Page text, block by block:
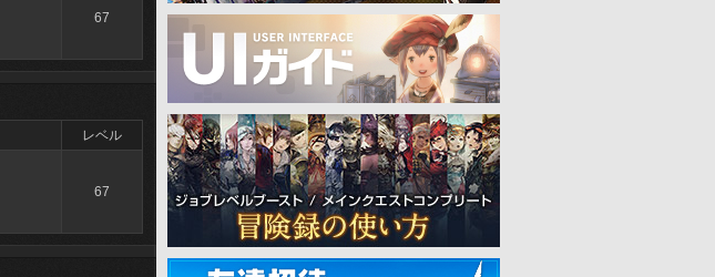
67
レベル
67